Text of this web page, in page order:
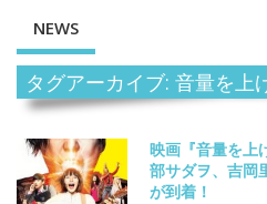
NEWS
タグアーカイブ: 音量を上
映画『音量を上
部サダヲ、吉岡
が到着！